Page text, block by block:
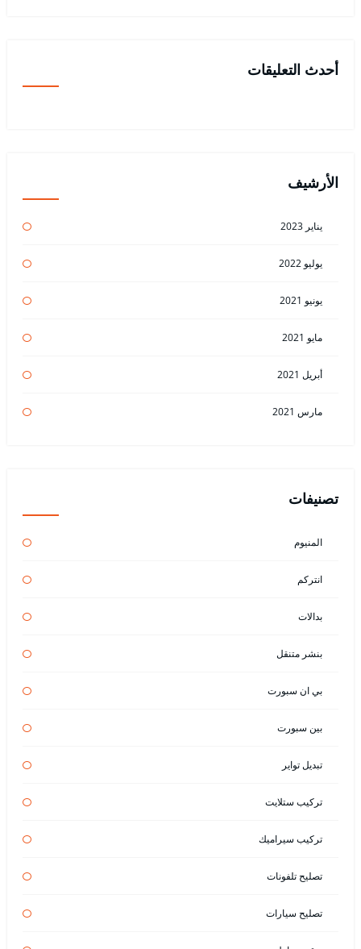
أحدث التعليقات
الأرشيف
يناير 2023
يوليو 2022
يونيو 2021
مايو 2021
أبريل 2021
مارس 2021
تصنيفات
المنيوم
انتركم
بدالات
بنشر متنقل
بي ان سبورت
بين سبورت
تبديل تواير
تركيب ستلايت
تركيب سيراميك
تصليح تلفونات
تصليح سيارات